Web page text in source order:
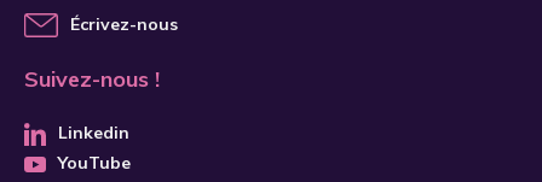
Écrivez-nous
Suivez-nous !
Linkedin
YouTube